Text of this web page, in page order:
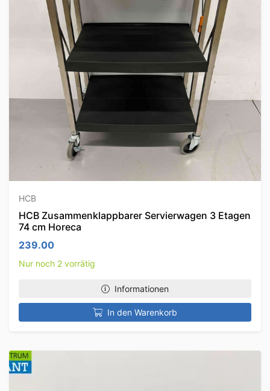
HCB
HCB Zusammenklappbarer Servierwagen 3 Etagen
74 cm Horeca
239.00
Nur noch 2 vorrätig
Informationen
In den Warenkorb